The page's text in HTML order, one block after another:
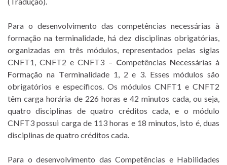
Para o desenvolvimento das competências necessárias à
formação na terminalidade, há dez disciplinas obrigatórias,
organizadas em três módulos, representados pelas siglas
CNFT1, CNFT2 e CNFT3 – Competências Necessárias à
Formação na Terminalidade 1, 2 e 3. Esses módulos são
obrigatórios e específicos. Os módulos CNFT1 e CNFT2
têm carga horária de 226 horas e 42 minutos cada, ou seja,
quatro disciplinas de quatro créditos cada, e o módulo
CNFT3 possui carga de 113 horas e 18 minutos, isto é, duas
disciplinas de quatro créditos cada.
Para o desenvolvimento das Competências e Habilidades